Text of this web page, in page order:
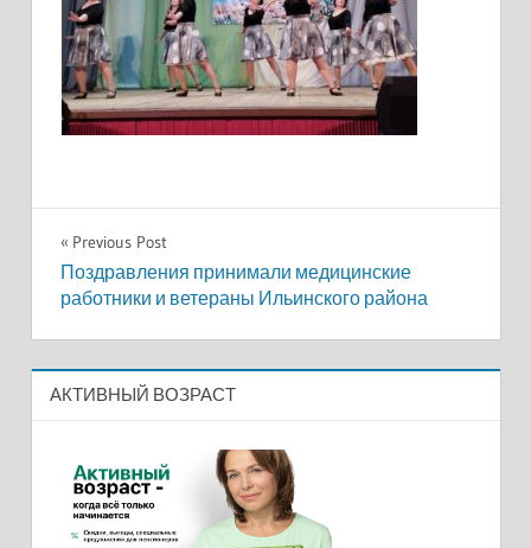
Навигация
по
записям
Previous Post
Поздравления принимали медицинские
работники и ветераны Ильинского района
АКТИВНЫЙ ВОЗРАСТ